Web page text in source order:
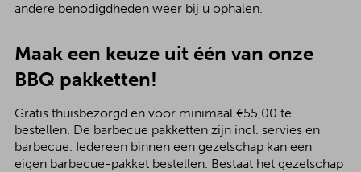
andere benodigdheden weer bij u ophalen.
Maak een keuze uit één van onze
BBQ pakketten!
Gratis thuisbezorgd en voor minimaal €55,00 te
bestellen. De barbecue pakketten zijn incl. servies en
barbecue. Iedereen binnen een gezelschap kan een
eigen barbecue-pakket bestellen. Bestaat het gezelschap